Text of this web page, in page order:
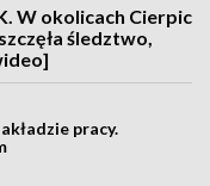
W okolicach Cierpic
śledztwo,
pracy.